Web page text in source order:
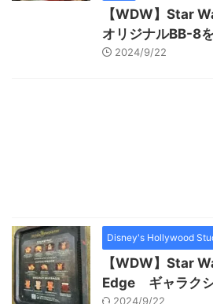
【WDW】Star
オリジナルBB-8
2024/9/22
Disney's Hollywood
【WDW】Star
Edge ギャラクシ
2024/9/22